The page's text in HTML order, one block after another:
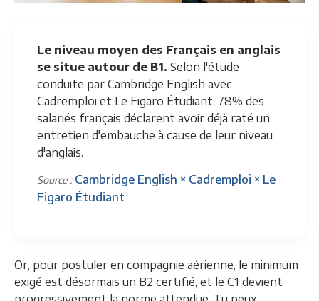
Le niveau moyen des Français en anglais
se situe autour de B1. Selon l'étude
conduite par Cambridge English avec
Cadremploi et Le Figaro Étudiant, 78% des
salariés français déclarent avoir déjà raté un
entretien d'embauche à cause de leur niveau
d'anglais.
Source : Cambridge English × Cadremploi × Le
Figaro Étudiant
Or, pour postuler en compagnie aérienne, le minimum
exigé est désormais un B2 certifié, et le C1 devient